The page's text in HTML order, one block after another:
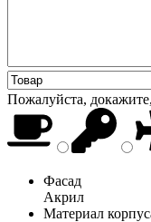
Пожалуйста,
Фасад
Акрил
Материал